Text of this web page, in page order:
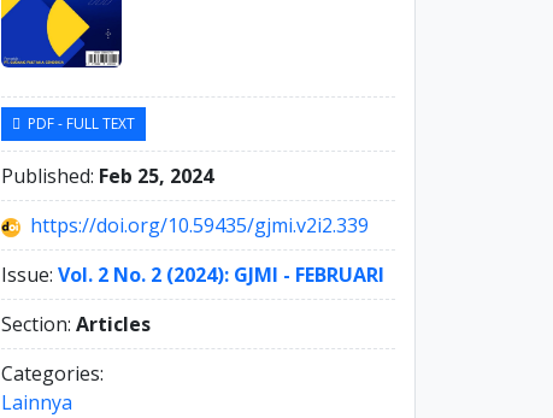
PDF - FULL TEXT
Published: Feb 25, 2024
https://doi.org/10.59435/gjmi.v2i2.339
Issue: Vol. 2 No. 2 (2024): GJMI - FEBRUARI
Section: Articles
Categories:
Lainnya